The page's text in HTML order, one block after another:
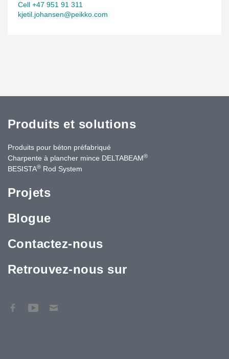
Cell +47 951 91 311
kjetil.johansen@peikko.com
Produits et solutions
Produits pour béton préfabriqué
Charpente à plancher mince DELTABEAM®
BESISTA® Rod System
Projets
Blogue
Contactez-nous
Retrouvez-nous sur